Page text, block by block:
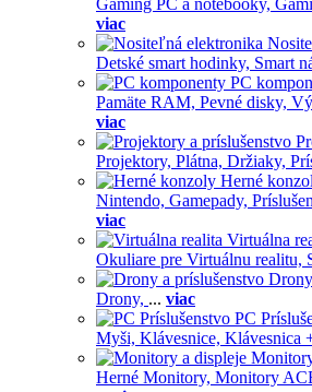
Gaming PC a notebooky,
viac
Detské smart hodinky, Smart
PC
Pamäte RAM, Pevné disky,
viac
Projektory, Plátna, Držiaky,
Herné
Nintendo, Gamepady,
viac
Virtuálna
Okuliare pre Virtuálnu realitu,
Drony, ... viac
PC
Myši, Klávesnice, Klávesnica
Herné Monitory, Monitory